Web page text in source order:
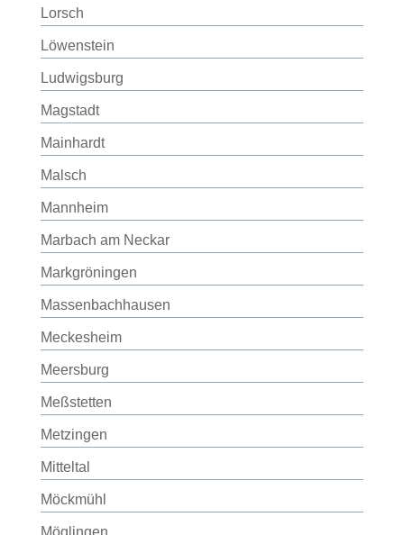
Lorsch
Löwenstein
Ludwigsburg
Magstadt
Mainhardt
Malsch
Mannheim
Marbach am Neckar
Markgröningen
Massenbachhausen
Meckesheim
Meersburg
Meßstetten
Metzingen
Mitteltal
Möckmühl
Möglingen